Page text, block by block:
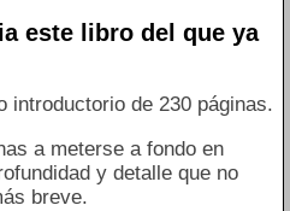
este libro del que ya
introductorio de 230 páginas.
a meterse a fondo en
y detalle que no
breve.